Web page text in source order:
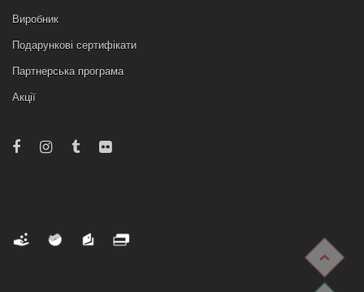
Виробник
Подарункові сертифікати
Партнерська програма
Акції